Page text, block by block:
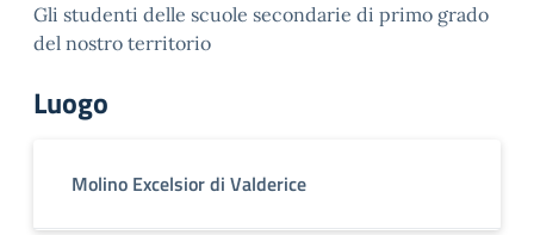
Gli studenti delle scuole secondarie di primo grado
del nostro territorio
Luogo
Molino Excelsior di Valderice